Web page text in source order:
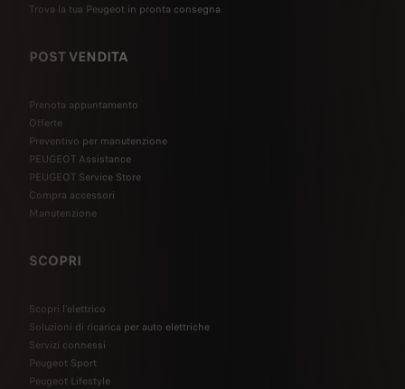
Trova la tua Peugeot in pronta consegna
POST VENDITA
Prenota appuntamento
Offerte
Preventivo per manutenzione
PEUGEOT Assistance
PEUGEOT Service Store
Compra accessori
Manutenzione
SCOPRI
Scopri l’elettrico
Soluzioni di ricarica per auto elettriche
Servizi connessi
Peugeot Sport
Peugeot Lifestyle